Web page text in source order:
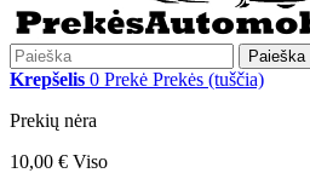
Paieška
Krepšelis 0 Prekė Prekės (tuščia)
Prekių nėra
10,00 € Viso